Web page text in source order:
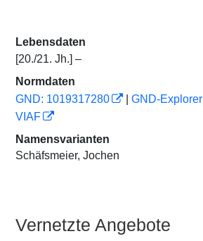
Lebensdaten
[20./21. Jh.] –
Normdaten
GND: 1019317280
GND-Explorer
VIAF
Namensvarianten
Schäfsmeier, Jochen
Vernetzte Angebote